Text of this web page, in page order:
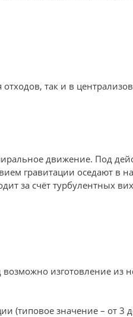
так и в
движение. Под
гравитации оседают
за счёт турбулентных
возможно изготовление
(типовое значение – от 3